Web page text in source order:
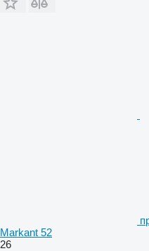
Markant 52
26